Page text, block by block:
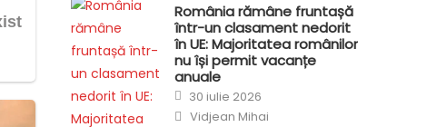
România rămâne fruntașă
într-un clasament nedorit
în UE: Majoritatea românilor
nu își permit vacanțe
anuale
Posted
on
30 iulie 2026
Author
Vidjean Mihai